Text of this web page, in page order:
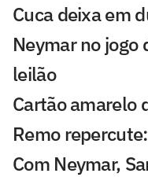
Cuca deixa em
Neymar no jogo
leilão
Cartão amarelo
Remo
Com Neymar,